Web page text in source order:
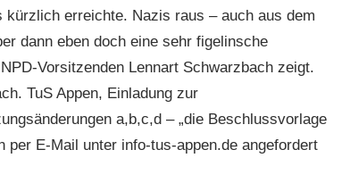
erreichte. Nazis raus – auch aus dem
dann eben doch eine sehr figelinsche
Vorsitzenden Lennart Schwarzbach zeigt.
TuS Appen, Einladung zur
a,b,c,d – „die Beschlussvorlage
per E-Mail unter info-tus-appen.de angefordert